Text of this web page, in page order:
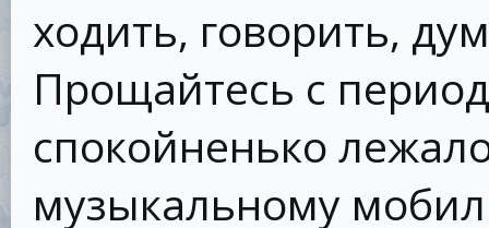
ходить, говорить,
Прощайтесь с
спокойненько
музыкальному